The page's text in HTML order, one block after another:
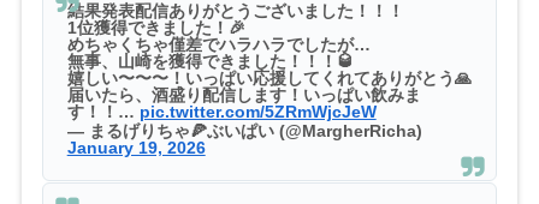
結果発表配信ありがとうございました！！！
1位獲得できました！🎉
めちゃくちゃ僅差でハラハラでしたが…
無事、山崎を獲得できました！！！🥃
嬉しい〜〜〜！いっぱい応援してくれてありがとう🙏
届いたら、酒盛り配信します！いっぱい飲みま
す！！… pic.twitter.com/5ZRmWjcJeW
— まるげりちゃ🍕ぶいぱい (@MargherRicha)
January 19, 2026